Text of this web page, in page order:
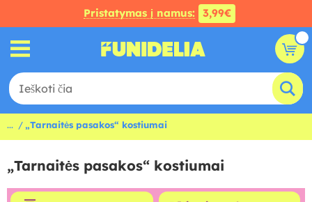
Pristatymas į namus: 3,99€
... „Tarnaitės pasakos“ kostiumai
„Tarnaitės pasakos“ kostiumai